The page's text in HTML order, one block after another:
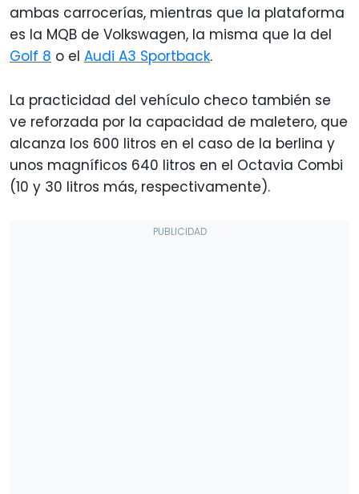
ambas carrocerías, mientras que la plataforma
es la MQB de Volkswagen, la misma que la del
Golf 8 o el Audi A3 Sportback.
La practicidad del vehículo checo también se
ve reforzada por la capacidad de maletero, que
alcanza los 600 litros en el caso de la berlina y
unos magníficos 640 litros en el Octavia Combi
(10 y 30 litros más, respectivamente).